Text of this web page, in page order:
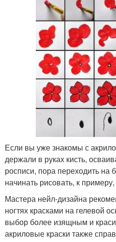
Если вы уже знакомы с
держали в руках кисть,
росписи, пора переходить на
начинать рисовать, к
Мастера нейл-дизайна
ногтях красками на гелевой
выбор более изящным и
акриловые краски также